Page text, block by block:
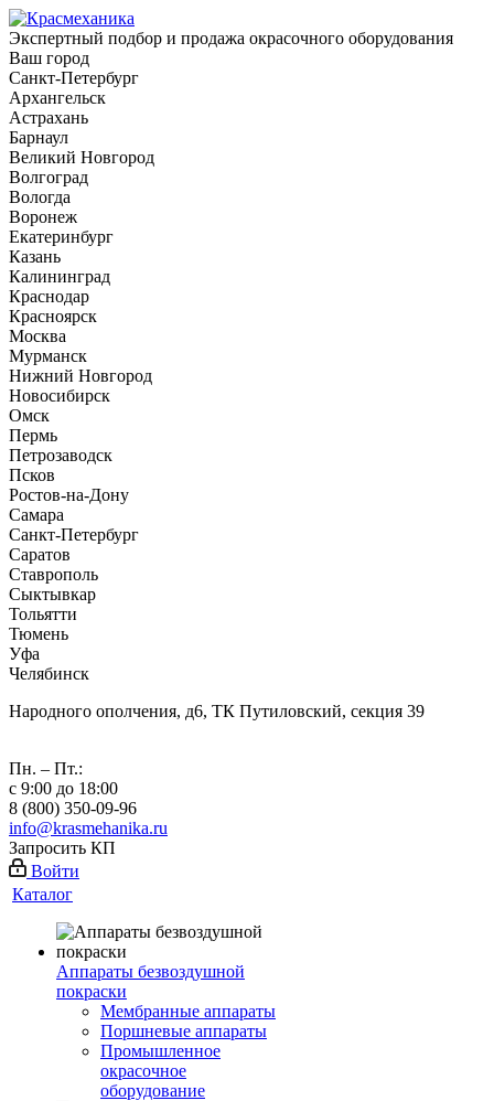
Экспертный подбор и продажа окрасочного оборудования
Ваш город
Санкт-Петербург
Архангельск
Астрахань
Барнаул
Великий Новгород
Волгоград
Вологда
Воронеж
Екатеринбург
Казань
Калининград
Краснодар
Красноярск
Москва
Мурманск
Нижний Новгород
Новосибирск
Омск
Пермь
Петрозаводск
Псков
Ростов-на-Дону
Самара
Санкт-Петербург
Саратов
Ставрополь
Сыктывкар
Тольятти
Тюмень
Уфа
Челябинск
Народного ополчения, д6, ТК Путиловский, секция 39
Пн. – Пт.:
с 9:00 до 18:00
8 (800) 350-09-96
info@krasmehanika.ru
Запросить КП
Войти
Каталог
Аппараты безвоздушной
покраски
Мембранные аппараты
Поршневые аппараты
Промышленное
окрасочное
оборудование